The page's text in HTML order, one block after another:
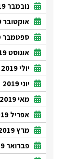
נובמבר 2019
אוקטובר 2019
ספטמבר 2019
אוגוסט 2019
יולי 2019
יוני 2019
מאי 2019
אפריל 2019
מרץ 2019
פברואר 2019